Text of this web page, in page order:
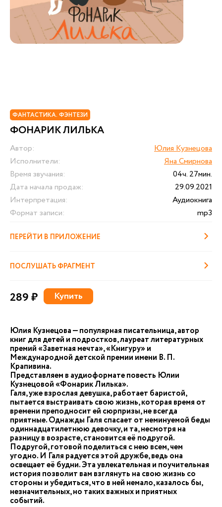
ФАНТАСТИКА. ФЭНТЕЗИ
ФОНАРИК ЛИЛЬКА
Автор:
Юлия Кузнецова
Исполнители:
Яна Смирнова
Время звучания:
04ч. 27мин.
Дата начала продаж:
29.09.2021
Интерпретация:
Аудиокнига
Формат записи:
mp3
ПЕРЕЙТИ В ПРИЛОЖЕНИЕ
ПОСЛУШАТЬ ФРАГМЕНТ
289 ₽ Купить
Юлия Кузнецова — популярная писательница, автор
книг для детей и подростков, лауреат литературных
премий «Заветная мечта», «Книгуру» и
Международной детской премии имени В. П.
Крапивина.
Представляем в аудиоформате повесть Юлии
Кузнецовой «Фонарик Лилька».
Галя, уже взрослая девушка, работает баристой,
пытается выстраивать свою жизнь, которая время от
времени преподносит ей сюрпризы, не всегда
приятные. Однажды Галя спасает от неминуемой беды
одиннадцатилетнюю девочку, и та, несмотря на
разницу в возрасте, становится её подругой.
Подругой, готовой поделиться с нею всем, чем
угодно. И Галя радуется этой дружбе, ведь она
освещает её будни. Эта увлекательная и поучительная
история позволит вам взглянуть на свою жизнь со
стороны и убедиться, что в ней немало, казалось бы,
незначительных, но таких важных и приятных
событий.